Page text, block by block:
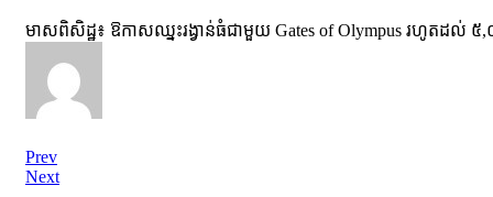
មាស​ពិសិដ្ឋ​៖ ឱកាស​ឈ្នះ​រង្វាន់​ធំ​ជាមួយ​ Gates of Olympus រហូត​ដល់​ ៥,០
Prev
Next